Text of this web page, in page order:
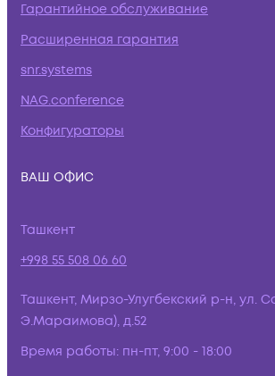
Гарантийное обслуживание
Расширенная гарантия
snr.systems
NAG.conference
Конфигураторы
ВАШ ОФИС
Ташкент
+998 55 508 06 60
Ташкент, Мирзо-Улугбекский р-н, ул.
Э.Мараимова), д.52
Время работы: пн-пт, 9:00 - 18:00